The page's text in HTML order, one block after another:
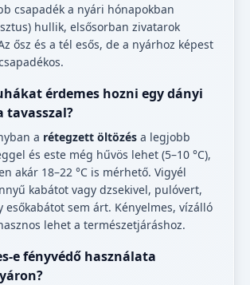
csapadék a nyári hónapokban
hullik, elsősorban zivatarok
ősz és a tél esős, de a nyárhoz képest
érdemes hozni egy dányi
tavasszal?
a rétegzett öltözés a legjobb
és este még hűvös lehet (5–10 °C),
akár 18–22 °C is mérhető. Vigyél
kabátot vagy dzsekivel, pulóvert,
esőkabátot sem árt. Kényelmes, vízálló
lehet a természetjáráshoz.
e fényvédő használata